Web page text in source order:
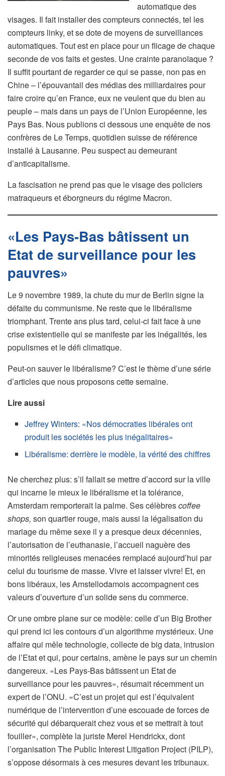
automatique des
visages. Il fait installer des compteurs connectés, tel les
compteurs linky, et se dote de moyens de surveillances
automatiques. Tout est en place pour un flicage de chaque
seconde de vos faits et gestes. Une crainte paranoïaque ?
Il suffit pourtant de regarder ce qui se passe, non pas en
Chine – l’épouvantail des médias des milliardaires pour
faire croire qu’en France, eux ne veulent que du bien au
peuple – mais dans un pays de l’Union Européenne, les
Pays Bas. Nous publions ci dessous une enquête de nos
confrères de Le Temps, quotidien suisse de référence
installé à Lausanne. Peu suspect au demeurant
d’anticapitalisme.
La fascisation ne prend pas que le visage des policiers
matraqueurs et éborgneurs du régime Macron.
«Les Pays-Bas bâtissent un
Etat de surveillance pour les
pauvres»
Le 9 novembre 1989, la chute du mur de Berlin signe la
défaite du communisme. Ne reste que le libéralisme
triomphant. Trente ans plus tard, celui-ci fait face à une
crise existentielle qui se manifeste par les inégalités, les
populismes et le défi climatique.
Peut-on sauver le libéralisme? C’est le thème d’une série
d’articles que nous proposons cette semaine.
Lire aussi
Jeffrey Winters: «Nos démocraties libérales ont
produit les sociétés les plus inégalitaires»
Libéralisme: derrière le modèle, la vérité des chiffres
Ne cherchez plus: s’il fallait se mettre d’accord sur la ville
qui incarne le mieux le libéralisme et la tolérance,
Amsterdam remporterait la palme. Ses célèbrescoffee
shops, son quartier rouge, mais aussi la légalisation du
mariage du même sexe il y a presque deux décennies,
l’autorisation de l’euthanasie, l’accueil naguère des
minorités religieuses menacées remplacé aujourd’hui par
celui du tourisme de masse. Vivre et laisser vivre! Et, en
bons libéraux, les Amstellodamois accompagnent ces
valeurs d’ouverture d’un solide sens du commerce.
Or une ombre plane sur ce modèle: celle d’un Big Brother
qui prend ici les contours d’un algorithme mystérieux. Une
affaire qui mêle technologie, collecte de big data, intrusion
de l’Etat et qui, pour certains, amène le pays sur un chemin
dangereux. «Les Pays-Bas bâtissent un Etat de
surveillance pour les pauvres», résumait récemment un
expert de l’ONU. «C’est un projet qui est l’équivalent
numérique de l’intervention d’une escouade de forces de
sécurité qui débarquerait chez vous et se mettrait à tout
fouiller», complète la juriste Merel Hendrickx, dont
l’organisation The Public Interest Litigation Project (PILP),
s’oppose désormais à ces mesures devant les tribunaux.